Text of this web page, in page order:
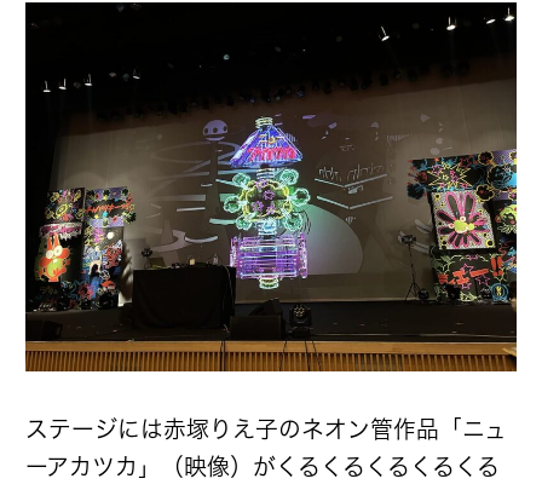
ステージには赤塚りえ子のネオン管作品「ニュ
ーアカツカ」（映像）がくるくるくるくるくる